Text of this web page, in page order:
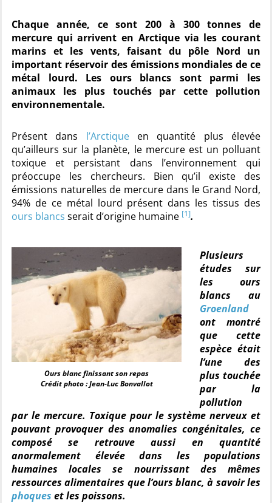
Chaque année, ce sont 200 à 300 tonnes de
mercure qui arrivent en Arctique via les courant
marins et les vents, faisant du pôle Nord un
important réservoir des émissions mondiales de ce
métal lourd. Les ours blancs sont parmi les
animaux les plus touchés par cette pollution
environnementale.
Présent dans l’Arctiqueen quantité plus élevée
qu’ailleurs sur la planète, le mercure est un polluant
toxique et persistant dans l’environnement qui
préoccupe les chercheurs. Bien qu’il existe des
émissions naturelles de mercure dans le Grand Nord,
94% de ce métal lourd présent dans les tissus des
ours blancs serait d’origine humaine [1].
Ours blanc finissant son repas
Crédit photo : Jean-Luc Bonvallot
Plusieurs
études sur
les ours
blancs au
Groenland
ont montré
que cette
espèce était
l’une des
plus touchée
par la
pollution
par le mercure. Toxique pour le système nerveux et
pouvant provoquer des anomalies congénitales, ce
composé se retrouve aussi en quantité
anormalement élevée dans les populations
humaines locales se nourrissant des mêmes
ressources alimentaires que l’ours blanc, à savoir les
phoques et les poissons.